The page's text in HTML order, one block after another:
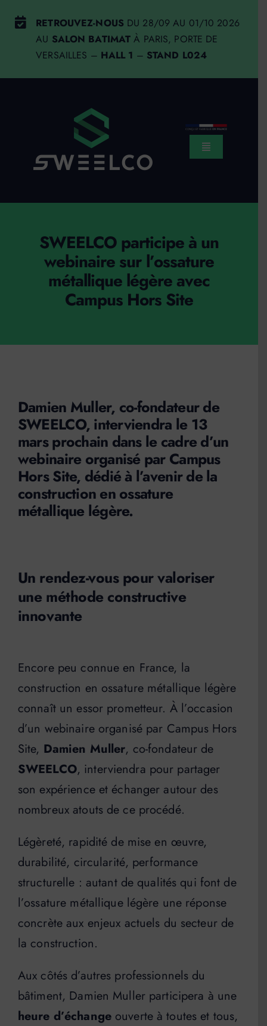
RETROUVEZ-NOUS DU 28/09 AU 01/10 2026
AU SALON BATIMATÀ PARIS, PORTE DE
VERSAILLES – HALL 1 – STAND L024
Toggle
à propos
Actualités
SWEELCO participe à un
webinaire sur l’ossature
métallique légère avec
Campus Hors Site
Damien Muller, co-fondateur de
SWEELCO, interviendra le 13
mars prochain dans le cadre d’un
webinaire organisé par Campus
Hors Site, dédié à l’avenir de la
construction en ossature
métallique légère.
Un rendez-vous pour valoriser
une méthode constructive
innovante
Encore peu connue en France, la
construction en ossature métallique légère
connaît un essor prometteur. À l’occasion
d’un webinaire organisé par Campus Hors
Site, Damien Muller, co-fondateur de
SWEELCO, interviendra pour partager
son expérience et échanger autour des
nombreux atouts de ce procédé.
Légèreté, rapidité de mise en œuvre,
durabilité, circularité, performance
structurelle : autant de qualités qui font de
l’ossature métallique légère une réponse
concrète aux enjeux actuels du secteur de
la construction.
Aux côtés d’autres professionnels du
bâtiment, Damien Muller participera à une
heure d’échangeouverte à toutes et tous,